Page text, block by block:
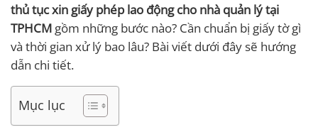
thủ tục xin giấy phép lao động cho nhà quản lý tại
TPHCM gồm những bước nào? Cần chuẩn bị giấy tờ gì
và thời gian xử lý bao lâu? Bài viết dưới đây sẽ hướng
dẫn chi tiết.
Mục lục